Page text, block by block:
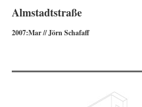
Almstadtstraße
2007:Mar//Jörn Schafaff